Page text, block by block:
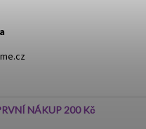
NÁKUP 200 Kč